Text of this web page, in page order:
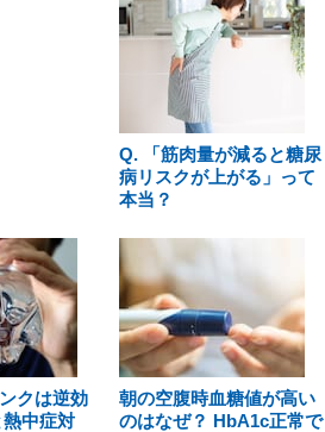
Q. 「筋肉量が減ると糖尿
病リスクが上がる」って
本当？
クは逆効
中症対
朝の空腹時血糖値が高い
のはなぜ？ HbA1c正常で